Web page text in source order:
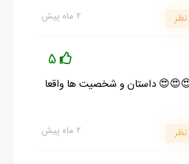
چند از بچگی برایش نقش برادر بزرگتر را
کوچک چند سال پیش بود که همیشه زن
بست و روی ایوان با کاسه بشقاب ها
نگاههایش تغییر کرده و من که خودم و
مدیون خانواده عمو می دانستم، نمی
۲ ماه پیش
5
😍😍😍 داستان و شخصیت ها واقعا
۲ ماه پیش